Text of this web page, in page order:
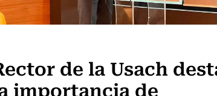
de la Usach
importancia de